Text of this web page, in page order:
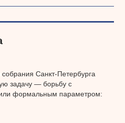
Санкт-Петербурга
задачу — борьбу с
формальным параметром: